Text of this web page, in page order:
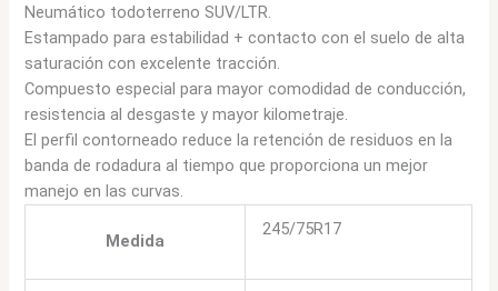
Neumático todoterreno SUV/LTR.
Estampado para estabilidad + contacto con el suelo de alta
saturación con excelente tracción.
Compuesto especial para mayor comodidad de conducción,
resistencia al desgaste y mayor kilometraje.
El perfil contorneado reduce la retención de residuos en la
banda de rodadura al tiempo que proporciona un mejor
manejo en las curvas.
Medida
245/75R17